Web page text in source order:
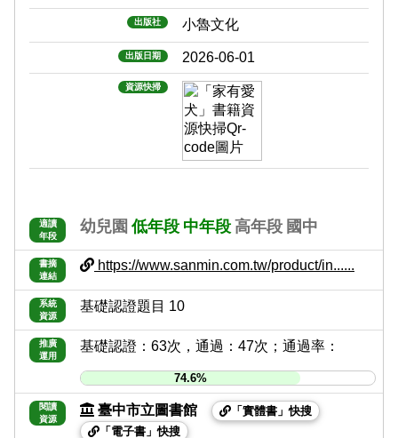
出版社 小魯文化
出版日期 2026-06-01
資源快掃
適讀
年段
幼兒園 低年段 中年段 高年段 國中
書摘
連結
https://www.sanmin.com.tw/product/in......
系統
資源
基礎認證題目 10
推廣
運用
基礎認證：63次，通過：47次；通過率：
74.6%
閱讀
資源
臺中市立圖書館
「實體書」快搜
「電子書」快搜